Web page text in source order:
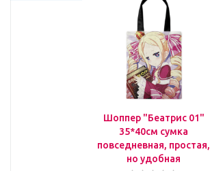
Шоппер "Беатрис 01"
35*40см сумка
повседневная, простая,
но удобная